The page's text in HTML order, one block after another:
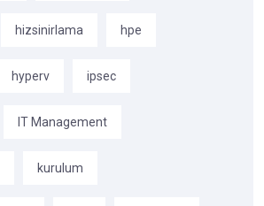
hizsinirlama hpe
hyperv ipsec
IT Management
kurulum